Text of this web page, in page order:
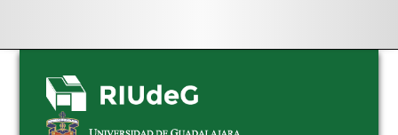
Skip
navigation